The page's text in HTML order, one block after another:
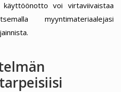
käyttöönotto voi virtaviivaistaa
myyntimateriaalejasi